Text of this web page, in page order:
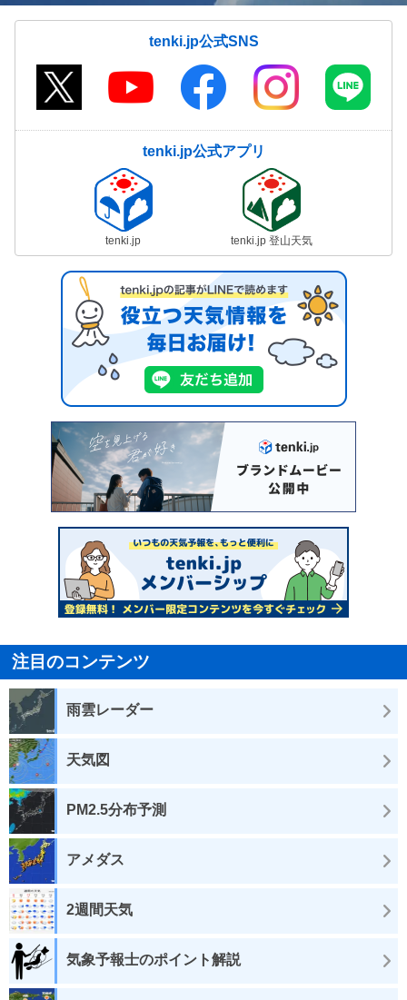
tenki.jp公式SNS
tenki.jp公式アプリ
tenki.jp tenki.jp 登山天気
注目のコンテンツ
雨雲レーダー
天気図
PM2.5分布予測
アメダス
2週間天気
気象予報士のポイント解説